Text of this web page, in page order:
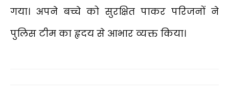
गया। अपने बच्चे को सुरक्षित पाकर परिजनों ने
पुलिस टीम का हृदय से आभार व्यक्त किया।